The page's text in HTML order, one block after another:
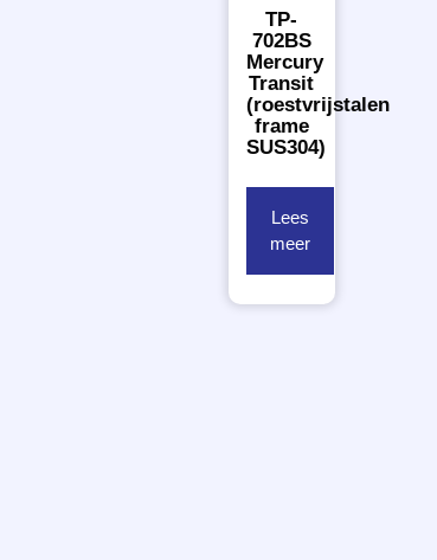
TP-
702BS
Mercury
Transit
(roestvrijstalen
frame
SUS304)
Lees
meer